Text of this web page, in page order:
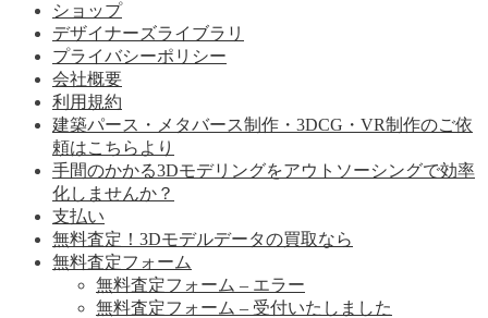
ショップ
デザイナーズライブラリ
プライバシーポリシー
会社概要
利用規約
建築パース・メタバース制作・3DCG・VR制作のご依
頼はこちらより
手間のかかる3Dモデリングをアウトソーシングで効率
化しませんか？
支払い
無料査定！3Dモデルデータの買取なら
無料査定フォーム
無料査定フォーム – エラー
無料査定フォーム – 受付いたしました